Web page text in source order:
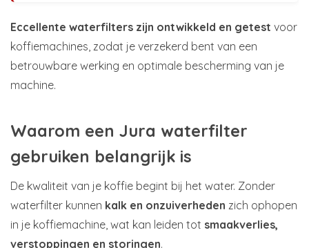
Eccellente waterfilters zijn ontwikkeld en getest voor
koffiemachines, zodat je verzekerd bent van een
betrouwbare werking en optimale bescherming van je
machine.
Waarom een Jura waterfilter
gebruiken belangrijk is
De kwaliteit van je koffie begint bij het water. Zonder
waterfilter kunnen kalk en onzuiverheden zich ophopen
in je koffiemachine, wat kan leiden tot smaakverlies,
verstoppingen en storingen.